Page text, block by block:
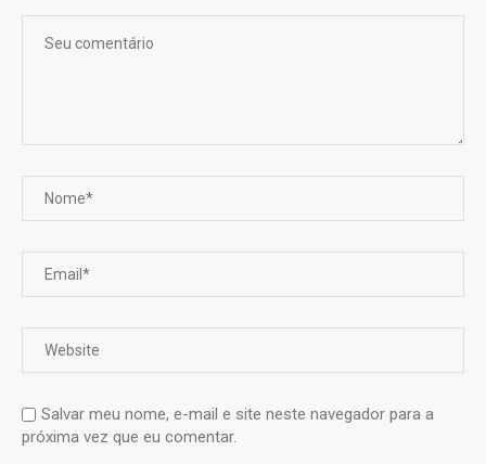
Salvar meu nome, e-mail e site neste navegador para a
próxima vez que eu comentar.